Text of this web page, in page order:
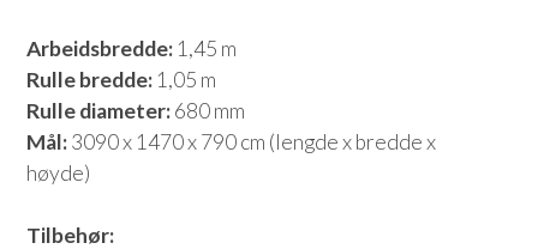
Arbeidsbredde:1,45 m
Rulle bredde:1,05 m
Rulle diameter:680 mm
Mål:3090 x 1470 x 790 cm (lengde x bredde x
høyde)
Tilbehør: